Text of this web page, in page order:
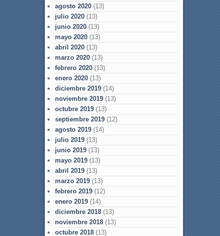
agosto 2020(13)
julio 2020(13)
junio 2020(13)
mayo 2020(13)
abril 2020(13)
marzo 2020(13)
febrero 2020(13)
enero 2020(13)
diciembre 2019(14)
noviembre 2019(13)
octubre 2019(13)
septiembre 2019(12)
agosto 2019(14)
julio 2019(13)
junio 2019(13)
mayo 2019(13)
abril 2019(13)
marzo 2019(13)
febrero 2019(12)
enero 2019(14)
diciembre 2018(13)
noviembre 2018(13)
octubre 2018(13)